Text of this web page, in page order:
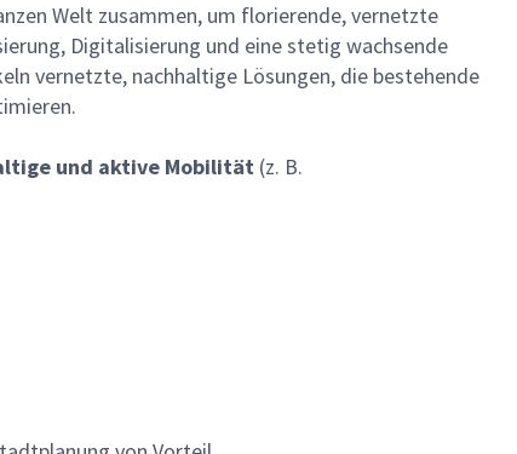
Welt zusammen, um florierende, vernetzte
Digitalisierung und eine stetig wachsende
vernetzte, nachhaltige Lösungen, die bestehende
und aktive Mobilität (z. B.